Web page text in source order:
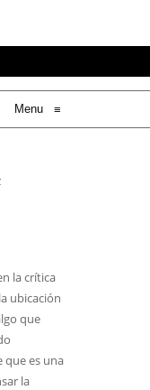
Menu ≡
la crítica
ubicación
que
que es una
la